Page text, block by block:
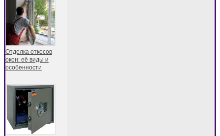
Отделка откосов
окон: её виды и
особенности